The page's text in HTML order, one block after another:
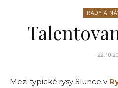
RADY A
Mezi typické rysy Slunce v